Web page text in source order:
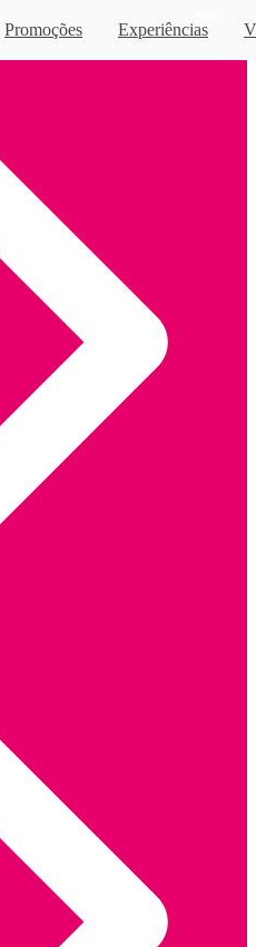
Promoções Experiências